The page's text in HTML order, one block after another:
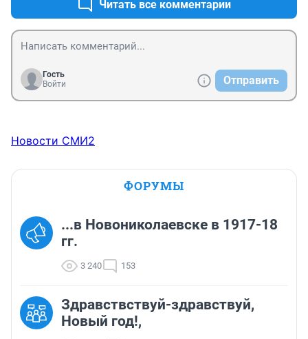
Читать все комментарии
Гость
Войти
Отправить
Новости СМИ2
ФОРУМЫ
...в Новониколаевске в 1917-18
гг.
3 240 153
Здравствствуй-здравствуй,
Новый год!,